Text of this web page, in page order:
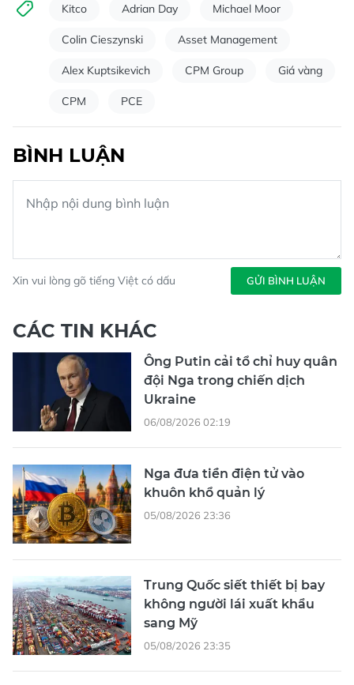
Kitco Adrian Day Michael Moor
Colin Cieszynski Asset Management
Alex Kuptsikevich CPM Group Giá vàng
CPM PCE
BÌNH LUẬN
Xin vui lòng gõ tiếng Việt có dấu GỬI BÌNH LUẬN
CÁC TIN KHÁC
Ông Putin cải tổ chỉ huy quân
đội Nga trong chiến dịch
Ukraine
06/08/2026 02:19
Nga đưa tiền điện tử vào
khuôn khổ quản lý
05/08/2026 23:36
Trung Quốc siết thiết bị bay
không người lái xuất khẩu
sang Mỹ
05/08/2026 23:35